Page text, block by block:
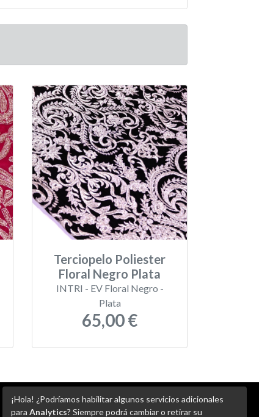
Terciopelo Poliester
Floral Negro Plata
INTRI - EV Floral Negro -
Plata
65,00 €
¡Hola! ¿Podríamos habilitar algunos servicios adicionales
para Analytics? Siempre podrá cambiar o retirar su